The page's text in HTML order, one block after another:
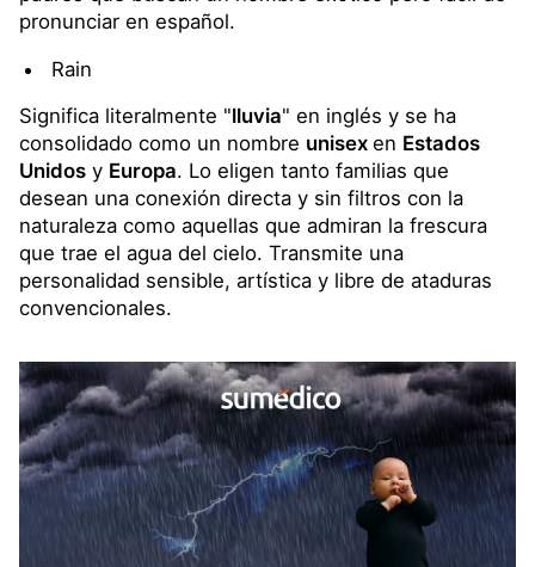
pronunciar en español.
Rain
Significa literalmente "lluvia" en inglés y se ha
consolidado como un nombre unisex en Estados
Unidos y Europa. Lo eligen tanto familias que
desean una conexión directa y sin filtros con la
naturaleza como aquellas que admiran la frescura
que trae el agua del cielo. Transmite una
personalidad sensible, artística y libre de ataduras
convencionales.